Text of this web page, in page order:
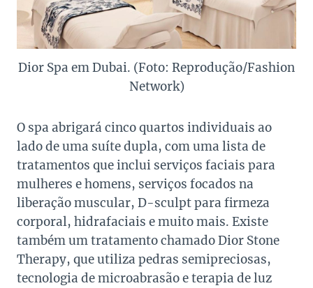
Dior Spa em Dubai. (Foto: Reprodução/Fashion
Network)
O spa abrigará cinco quartos individuais ao
lado de uma suíte dupla, com uma lista de
tratamentos que inclui serviços faciais para
mulheres e homens, serviços focados na
liberação muscular, D-sculpt para firmeza
corporal, hidrafaciais e muito mais. Existe
também um tratamento chamado Dior Stone
Therapy, que utiliza pedras semipreciosas,
tecnologia de microabrasão e terapia de luz